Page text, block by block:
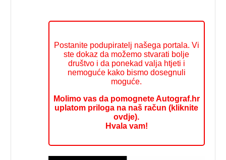
Postanite podupiratelj našega portala. Vi
ste dokaz da možemo stvarati bolje
društvo i da ponekad valja htjeti i
nemoguće kako bismo dosegnuli
moguće.
Molimo vas da pomognete Autograf.hr
uplatom priloga na naš račun (kliknite
ovdje).
Hvala vam!